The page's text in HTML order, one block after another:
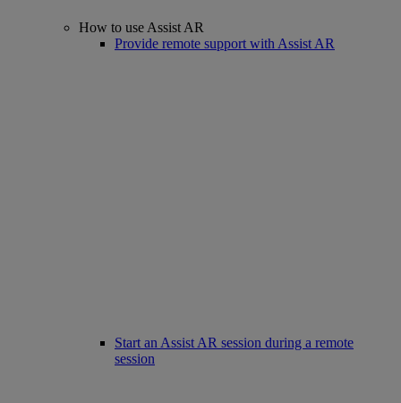
How to use Assist AR
Provide remote support with Assist AR
Start an Assist AR session during a remote
session